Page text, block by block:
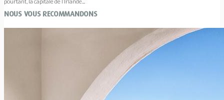
NOUS VOUS RECOMMANDONS